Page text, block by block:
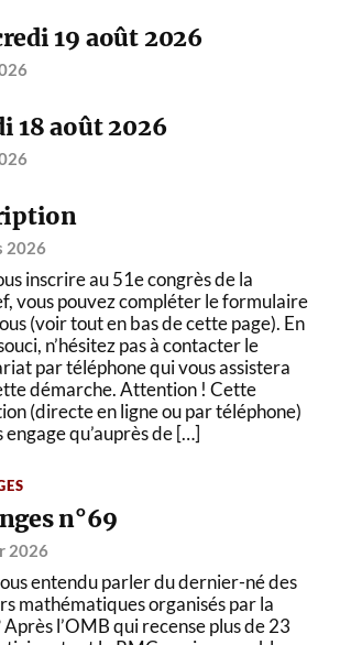
19 août 2026
18 août 2026
2026
inscrire au 51e congrès de la
vous pouvez compléter le formulaire
(voir tout en bas de cette page). En
n’hésitez pas à contacter le
par téléphone qui vous assistera
démarche. Attention ! Cette
(directe en ligne ou par téléphone)
engage qu’auprès de […]
n°69
2026
entendu parler du dernier-né des
mathématiques organisés par la
Après l’OMB qui recense plus de 23